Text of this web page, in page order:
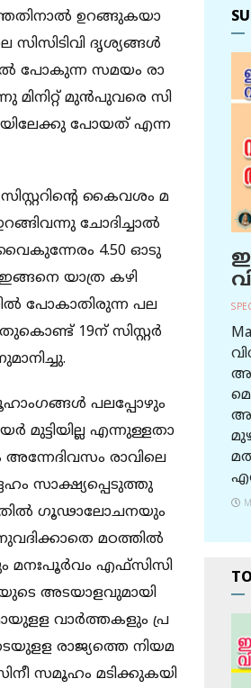
ഉ​​​​റ​​​​ങ്ങു​​​​ക​​​​യാ​​​​
സി​​​​സി​​​​ടി​​​​വി ദൃ​​​​ശ്യ​​​​ങ്ങ​​​​ൾ
​​​​പോ​​​​കു​​​​ന്ന സ​​​​മ​​​​യം രാ​​​​
മി​​​​നി​​​​റ്റ് മു​​​​ൻ​​​​പു​​​​വ​​​​രെ സി​​​
പോ​​​​യ​​​​ത് എ​​​​ന്ന​​​​
കൈ​​​​വ​​​​ശം മ​​​​
ചോ​​​​ദി​​​​ച്ചാ​​​​ൽ
4.50 ഓ​​​​ടു
യാ​​​​ത്ര ക​​​​ഴി​​​​
പോ​​​​കാ​​​​തി​​​​രു​​​​ന്ന പ​​​​ല
19ന് ​​​സി​​​സ്റ്റ​​​ർ
പ​​​​ല​​​​പ്പോ​​​​ഴും
മു​​​​ട്ടി​​​​യി​​​​ല്ല എ​​​​ന്നു​​​​ള്ളതാ​​​​
രാ​​​​വി​​​​ലെ
സാ​​​​ക്ഷ്യ​​​​പ്പെ​​​​ടു​​​​ത്തു​​​​
ഗൂ​​​​ഢാ​​​​ലോ​​​​ച​​​​ന​​​​യും
മ​​​​ഠ​​​​ത്തി​​​​ൽ
മ​​​​നഃ​​​പൂ​​​​ർ​​​​വം എ​​​​ഫ്സി​​​​സി
അ​​​​ട​​​​യാ​​​​ള​​​​വു​​​​മാ​​​​യി
വാ​​​​ർ​​​​ത്ത​​​​ക​​​​ളും പ്ര​​​​
രാ​​​​ജ്യ​​​​ത്തെ നി​​​​യ​​​​മ​​​
സ​​​​മൂ​​​​ഹം മ​​​​ടി​​​​ക്കു​​​​ക​​​​യി​​​​